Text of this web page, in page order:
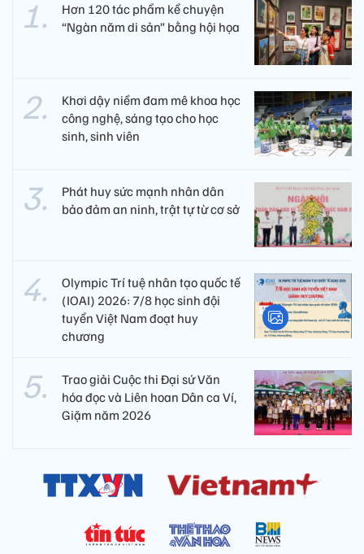
Hơn 120 tác phẩm kể chuyện
“Ngàn năm di sản” bằng hội họa
Khơi dậy niềm đam mê khoa học
công nghệ, sáng tạo cho học
sinh, sinh viên
Phát huy sức mạnh nhân dân
bảo đảm an ninh, trật tự từ cơ sở
Olympic Trí tuệ nhân tạo quốc tế
(IOAI) 2026: 7/8 học sinh đội
tuyển Việt Nam đoạt huy
chương
Trao giải Cuộc thi Đại sứ Văn
hóa đọc và Liên hoan Dân ca Ví,
Giặm năm 2026